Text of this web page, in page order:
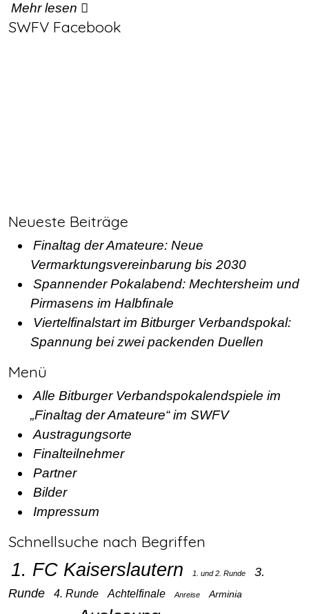
Mehr lesen
SWFV Facebook
Neueste Beiträge
Finaltag der Amateure: Neue
Vermarktungsvereinbarung bis 2030
Spannender Pokalabend: Mechtersheim und
Pirmasens im Halbfinale
Viertelfinalstart im Bitburger Verbandspokal:
Spannung bei zwei packenden Duellen
Menü
Alle Bitburger Verbandspokalendspiele im
„Finaltag der Amateure“ im SWFV
Austragungsorte
Finalteilnehmer
Partner
Bilder
Impressum
Schnellsuche nach Begriffen
1. FC Kaiserslautern 1. und 2. Runde
3.
Runde
4. Runde Achtelfinale Anreise Arminia